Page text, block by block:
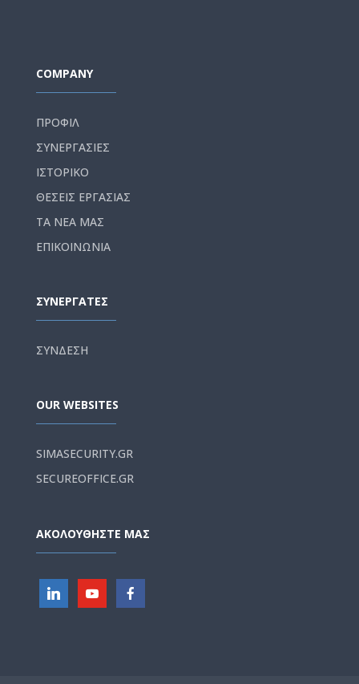
COMPANY
ΠΡΟΦΙΛ
ΣΥΝΕΡΓΑΣΙΕΣ
ΙΣΤΟΡΙΚΟ
ΘΕΣΕΙΣ ΕΡΓΑΣΙΑΣ
ΤΑ ΝΕΑ ΜΑΣ
ΕΠΙΚΟΙΝΩΝΙΑ
ΣΥΝΕΡΓΑΤΕΣ
ΣΥΝΔΕΣΗ
OUR WEBSITES
SIMASECURITY.GR
SECUREOFFICE.GR
ΑΚΟΛΟΥΘΗΣΤΕ ΜΑΣ